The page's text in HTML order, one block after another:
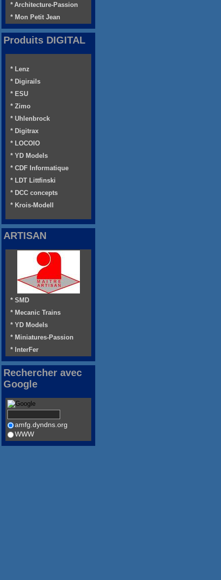
* Architecture-Passion
* Mon Petit Jean
Produits DIGITAL
* Lenz
* Digirails
* ESU
* Zimo
* Uhlenbrock
* Digitrax
* LOCOIO
* YD Models
* CDF Informatique
* LDT Littfinski
* DCC concepts
* Krois-Modell
ARTISAN
* SMD
* Mecanic Trains
* YD Models
* Miniatures-Passion
* InterFer
Rechercher avec
Google
amfg.dyndns.org
WWW